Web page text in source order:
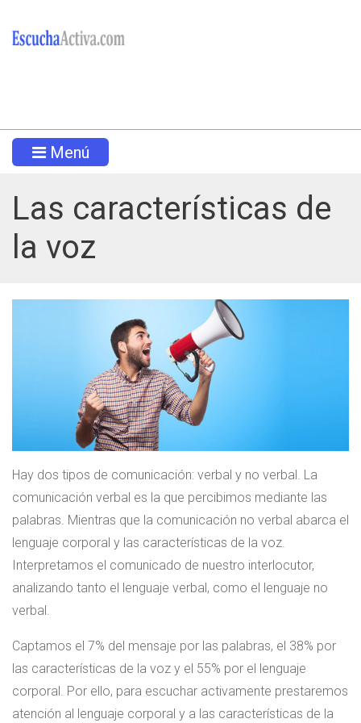
Menú
Las características de
la voz
Hay dos tipos de comunicación: verbal y no verbal. La
comunicación verbal es la que percibimos mediante las
palabras. Mientras que la comunicación no verbal abarca el
lenguaje corporal y las características de la voz.
Interpretamos el comunicado de nuestro interlocutor,
analizando tanto el lenguaje verbal, como el lenguaje no
verbal.
Captamos el 7% del mensaje por las palabras, el 38% por
las características de la voz y el 55% por el lenguaje
corporal. Por ello, para escuchar activamente prestaremos
atención al lenguaje corporal y a las características de la